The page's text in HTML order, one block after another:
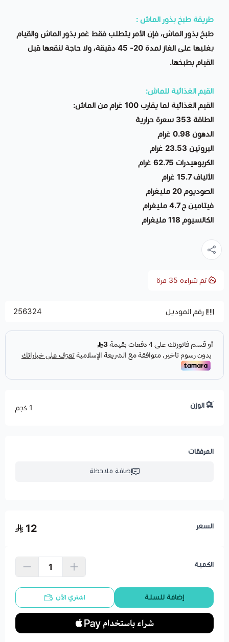
طريقة طبخ بذور الماش :
طبخ بذور الماش، فإن الأمر يتطلب فقط غمر بذور الماش والقيام
بغليها على الغاز لمدة 20- 45 دقيقة، ولا حاجة لنقعها قبل
القيام بطبخها.
القيم الغذائية للماش:
القيم الغذائية لما يقارب 100 غرام من الماش:
الطاقة 353 سعرة حرارية
الدهون 0.98 غرام
البروتين 23.53 غرام
الكربوهيدرات 62.75 غرام
الألياف 15.7 غرام
الصوديوم 20 مليغرام
فيتامين ج 4.7 مليغرام
الكالسيوم 118 مليغرام
تم شراءه 35 مرة
رقم الموديل 256324
الوزن 1 كجم
المرفقات
إضافة ملاحظة
السعر 12
الكمية
إضافة للسلة اشتري الآن